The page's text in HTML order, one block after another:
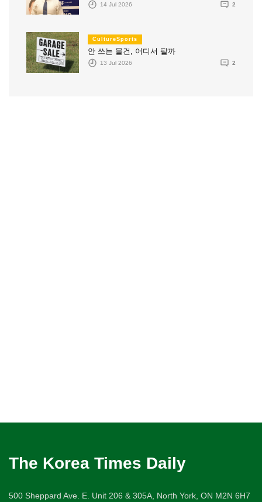
14 Jul 2026 2
CultureSports
안 쓰는 물건, 어디서 팔까
13 Jul 2026 2
The Korea Times Daily
500 Sheppard Ave. E. Unit 206 & 305A, North York, ON M2N 6H7